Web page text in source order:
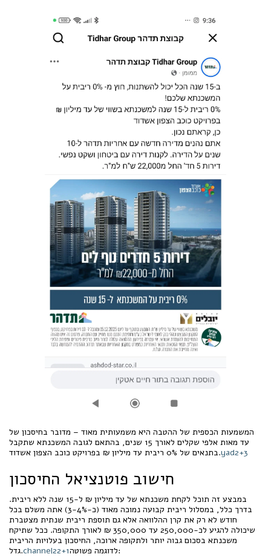
המשמעות הכספית של ההטבה היא משמעותית מאוד – מדובר בחיסכון של
עד מאות אלפי שקלים לאורך 15 שנים, בהתאם לגובה המשכנתא שתקבל
בתנאים של 0% ריבית עד מיליון ₪ בפרויקט כוכב הצפון אשדוד.yad2+3
חישוב פוטנציאל החיסכון
במבצע זה תוכל לקחת משכנתא של עד מיליון ₪ ל-15 שנה ללא ריבית.
בדרך כלל, במסלול ריבית קבועה נמוכה מאוד (כ-3-4%) אתה משלם בכל
חודש לא רק את קרן ההלוואה אלא גם תוספת ריבית שנתית מצטברת
שיכולה להגיע לכ-250,000 עד 350,000 ₪ לאורך התקופה. ככל שתיקח
משכנתא בסכום גבוה יותר ולתקופה ארוכה, החיסכון בעלויות הריבית
גדל.channel22+1
לדוגמה פשוטה: